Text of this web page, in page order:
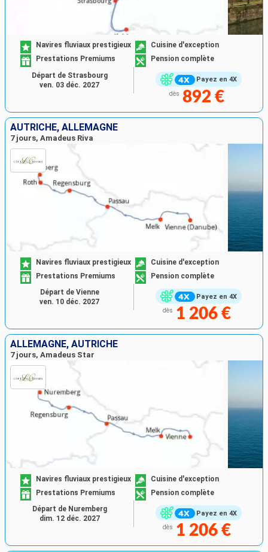
Payez en 4X
Navires fluviaux prestigieux
Cuisine d'exception
Prestations Premiums
Pension complète
dès 892 €
Départ de Strasbourg
ven. 03 déc. 2027
AUTRICHE, ALLEMAGNE
7 jours, Amadeus Riva
Payez en 4X
Navires fluviaux prestigieux
Cuisine d'exception
Prestations Premiums
Pension complète
dès 1 206 €
Départ de Vienne
ven. 10 déc. 2027
ALLEMAGNE, AUTRICHE
7 jours, Amadeus Star
Payez en 4X
Navires fluviaux prestigieux
Cuisine d'exception
Prestations Premiums
Pension complète
dès 1 206 €
Départ de Nuremberg
dim. 12 déc. 2027